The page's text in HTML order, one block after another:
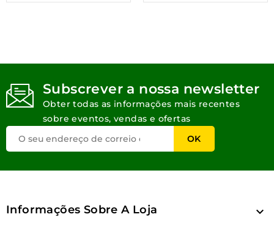
Subscrever a nossa newsletter
Obter todas as informações mais recentes
sobre eventos, vendas e ofertas
Informações Sobre A Loja 